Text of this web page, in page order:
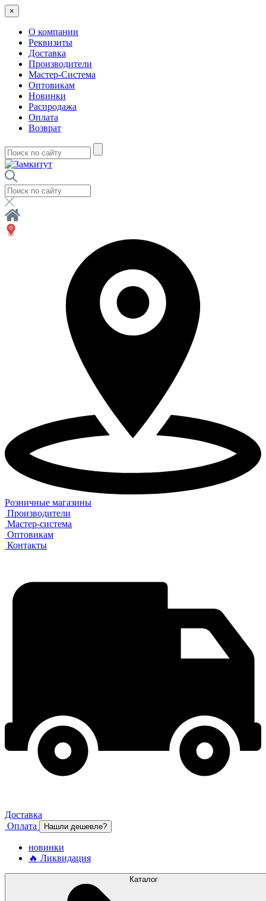
×
О компании
Реквизиты
Доставка
Производители
Мастер-Система
Оптовикам
Новинки
Распродажа
Оплата
Возврат
Розничные магазины
Производители
Мастер-система
Оптовикам
Контакты
Доставка
Оплата
Нашли дешевле?
новинки
🔥 Ликвидация
Каталог